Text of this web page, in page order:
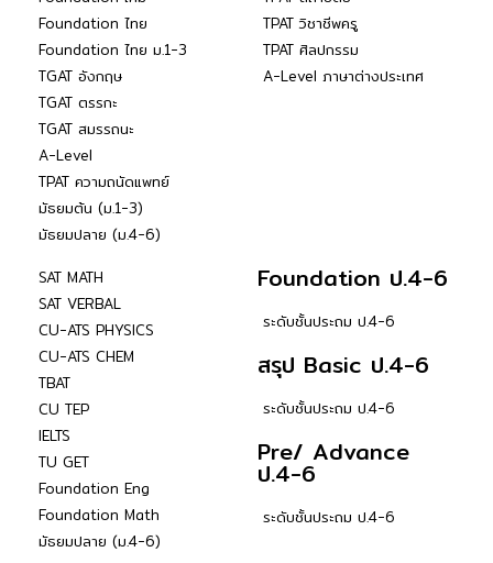
Foundation ไทย
Foundation ไทย ม.1-3
TGAT อังกฤษ
TGAT ตรรกะ
TGAT สมรรถนะ
A-Level
TPAT ความถนัดแพทย์
มัธยมต้น (ม.1-3)
มัธยมปลาย (ม.4-6)
TPAT วิชาชีพครู
TPAT ศิลปกรรม
A-Level ภาษาต่างประเทศ
SAT MATH
SAT VERBAL
CU-ATS PHYSICS
CU-ATS CHEM
TBAT
CU TEP
IELTS
TU GET
Foundation Eng
Foundation Math
มัธยมปลาย (ม.4-6)
Foundation ป.4-6
ระดับชั้นประถม ป.4-6
สรุป Basic ป.4-6
ระดับชั้นประถม ป.4-6
Pre/ Advance
ป.4-6
ระดับชั้นประถม ป.4-6